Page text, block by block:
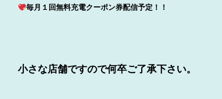
毎月１回無料充電クーポン券配信予定！！
小さな店舗ですので何卒ご了承下さい。